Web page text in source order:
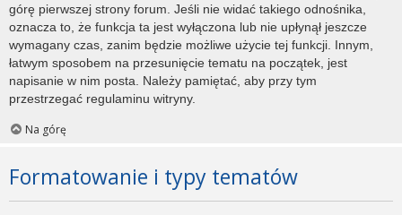
górę pierwszej strony forum. Jeśli nie widać takiego odnośnika,
oznacza to, że funkcja ta jest wyłączona lub nie upłynął jeszcze
wymagany czas, zanim będzie możliwe użycie tej funkcji. Innym,
łatwym sposobem na przesunięcie tematu na początek, jest
napisanie w nim posta. Należy pamiętać, aby przy tym
przestrzegać regulaminu witryny.
Na górę
Formatowanie i typy tematów